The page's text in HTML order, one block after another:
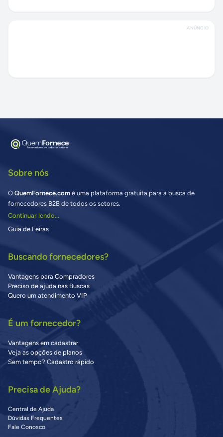
ANÚNCIO
Sobre nós
O QuemFornece.com é uma plataforma gratuita para a busca de
fornecedores B2B de todos os setores.
Continuar lendo...
Guia de Feiras
Buscando fornecedores?
Vantagens para Compradores
Preciso de ajuda nas Buscas
Quero um atendimento VIP
É um fornecedor?
Vantagens em cadastrar
Veja as opções de planos
Sem tempo? Cadastro rápido
Precisa de Ajuda?
Central de Ajuda
Dúvidas Frequentes
Fale Conosco